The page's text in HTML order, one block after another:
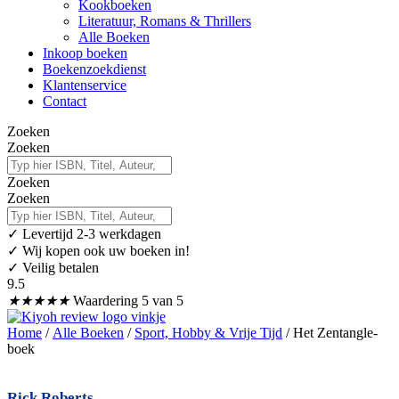
Kookboeken
Literatuur, Romans & Thrillers
Alle Boeken
Inkoop boeken
Boekenzoekdienst
Klantenservice
Contact
Zoeken
Zoeken
Zoeken
Zoeken
✓ Levertijd 2-3 werkdagen
✓ Wij kopen ook uw boeken in!
✓ Veilig betalen
9.5
★★★★★ Waardering 5 van 5
Home / Alle Boeken / Sport, Hobby & Vrije Tijd / Het Zentangle-
boek